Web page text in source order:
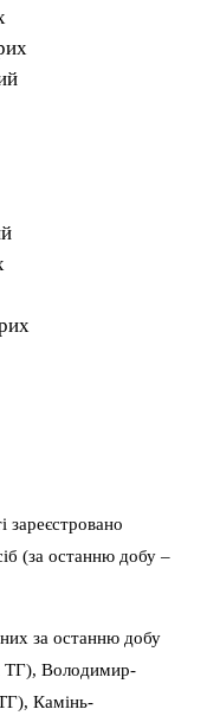
зареєстровано
(за останню добу –
за останню добу
ТГ), Володимир-
Камінь-